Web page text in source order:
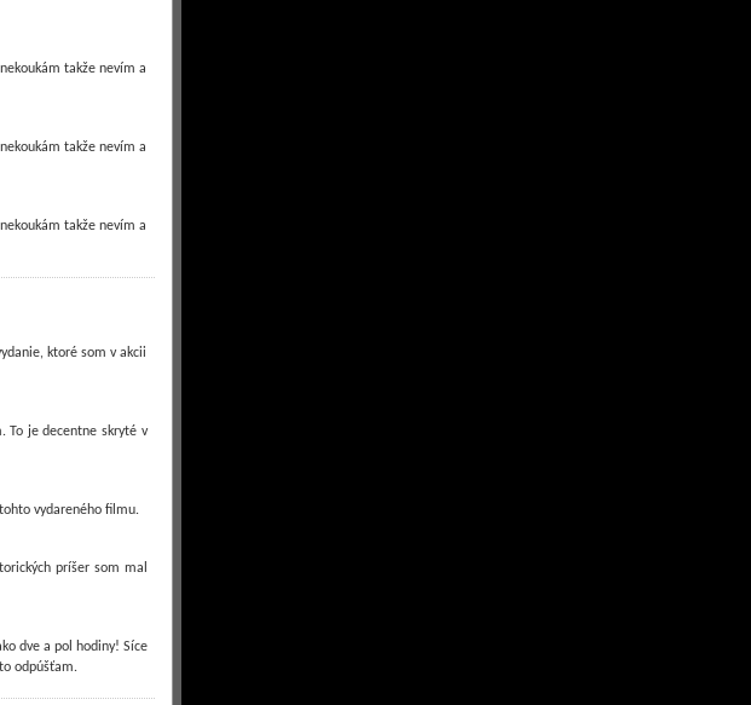
takže nevím a
takže nevím a
takže nevím a
ktoré som v akcii
To je decentne skryté v
vydareného filmu.
príšer som mal
dve a pol hodiny! Síce
odpúšťam.